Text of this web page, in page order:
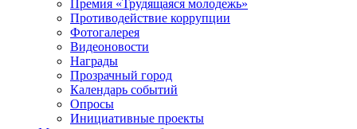
Премия «Трудящаяся молодежь»
Противодействие коррупции
Фотогалерея
Видеоновости
Награды
Прозрачный город
Календарь событий
Опросы
Инициативные проекты